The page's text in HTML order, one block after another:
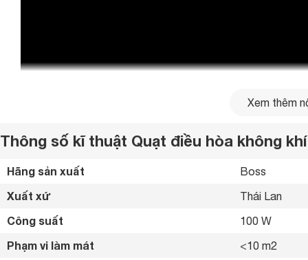
Quạt điều hòa Boss S102
Kiểu dáng bắt mắt, chất liệu nhựa ABS chắc chắn,
lợi khi chuyển khắp nơi.
Xem thêm
Thông số kĩ thuật Quạt điều hòa không
Hãng sản xuất Boss
Xuất xứ Thái Lan
Công suất 100 W
Phạm vi làm mát <10 m2